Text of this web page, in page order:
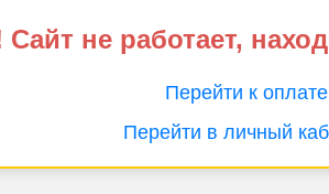
не работает,
Перейти к оплате
Перейти в личный